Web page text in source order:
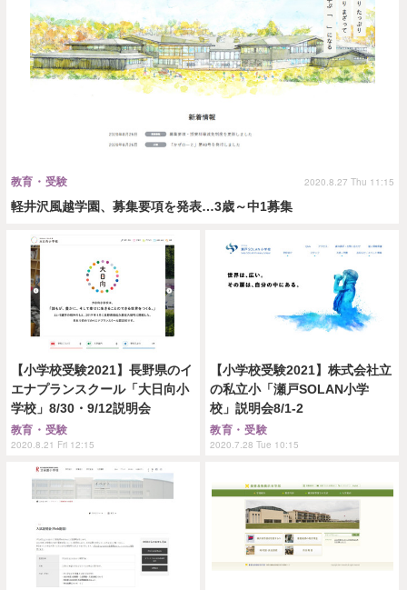
軽井沢風越学園、募集要項を発表…3歳～中1募集
教育・受験 2020.8.27 Thu 11:15
【小学校受験2021】長野県のイ
エナプランスクール「大日向小
学校」8/30・9/12説明会
教育・受験
2020.8.21 Fri 12:15
【小学校受験2021】株式会社立
の私立小「瀬戸SOLAN小学
校」説明会8/1-2
教育・受験
2020.7.28 Tue 10:15